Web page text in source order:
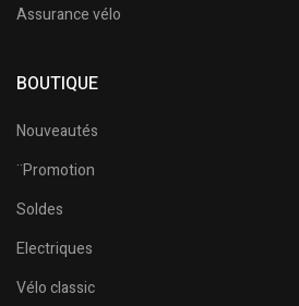
Assurance vélo
BOUTIQUE
Nouveautés
¨Promotion
Soldes
Electriques
Vélo classic